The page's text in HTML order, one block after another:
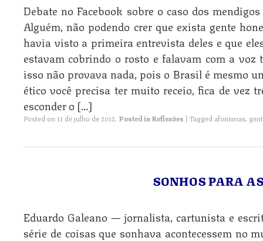
Debate no Facebook sobre o caso dos
Alguém, não podendo crer que exista gente
havia visto a primeira entrevista deles e que
estavam cobrindo o rosto e falavam com a voz
isso não provava nada, pois o Brasil é mesmo
ético você precisa ter muito receio, fica de vez
esconder o […]
Posted on 11 de julho de 2012. Posted in Reflexões | Tagged aforismas,
SONHOS PARA
Eduardo Galeano — jornalista, cartunista e
série de coisas que sonhava acontecessem no